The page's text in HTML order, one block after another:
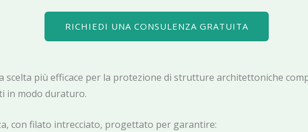
RICHIEDI UNA CONSULENZA GRATUITA
più efficace per la protezione di strutture architettoniche
in modo duraturo.
con filato intrecciato, progettato per garantire: